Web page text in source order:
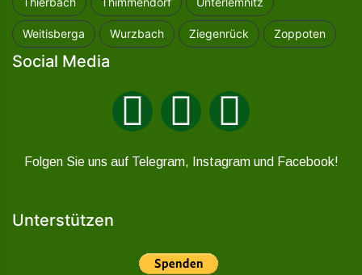
Weitisberga Wurzbach Ziegenrück Zoppoten
Social Media
Folgen Sie uns auf Telegram, Instagram und Facebook!
Unterstützen